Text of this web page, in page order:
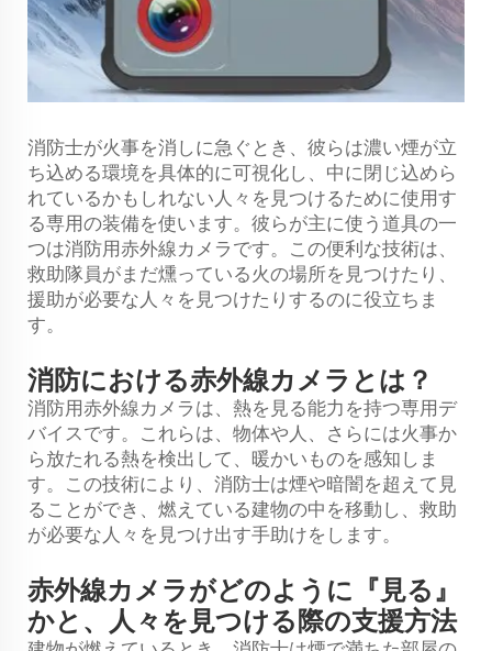
消防士が火事を消しに急ぐとき、彼らは濃い煙が立
ち込める環境を具体的に可視化し、中に閉じ込めら
れているかもしれない人々を見つけるために使用す
る専用の装備を使います。彼らが主に使う道具の一
つは消防用赤外線カメラです。この便利な技術は、
救助隊員がまだ燻っている火の場所を見つけたり、
援助が必要な人々を見つけたりするのに役立ちま
す。
消防における赤外線カメラとは？
消防用赤外線カメラは、熱を見る能力を持つ専用デ
バイスです。これらは、物体や人、さらには火事か
ら放たれる熱を検出して、暖かいものを感知しま
す。この技術により、消防士は煙や暗闇を超えて見
ることができ、燃えている建物の中を移動し、救助
が必要な人々を見つけ出す手助けをします。
赤外線カメラがどのように『見る』
かと、人々を見つける際の支援方法